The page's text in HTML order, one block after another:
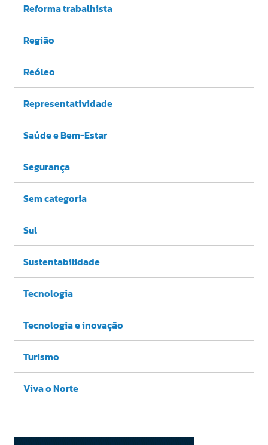
Reforma trabalhista
Região
Reóleo
Representatividade
Saúde e Bem-Estar
Segurança
Sem categoria
Sul
Sustentabilidade
Tecnologia
Tecnologia e inovação
Turismo
Viva o Norte